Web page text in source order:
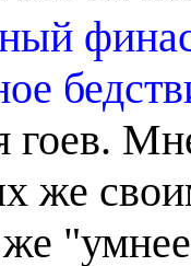
гоев.
же